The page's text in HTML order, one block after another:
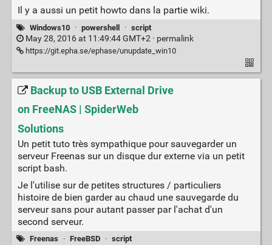
Il y a aussi un petit howto dans la partie wiki.
Windows10 · powershell · script
May 28, 2016 at 11:49:44 GMT+2 · permalink
https://git.epha.se/ephase/unupdate_win10
Backup to USB External Drive
on FreeNAS | SpiderWeb
Solutions
Un petit tuto très sympathique pour sauvegarder un
serveur Freenas sur un disque dur externe via un petit
script bash.
Je l'utilise sur de petites structures / particuliers
histoire de bien garder au chaud une sauvegarde du
serveur sans pour autant passer par l'achat d'un
second serveur.
Freenas · FreeBSD · script